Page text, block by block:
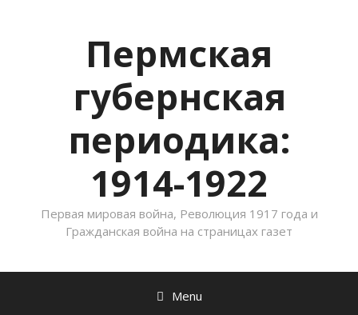
Пермская
губернская
периодика:
1914-1922
Первая мировая война, Революция 1917 года и
Гражданская война на страницах газет
Menu